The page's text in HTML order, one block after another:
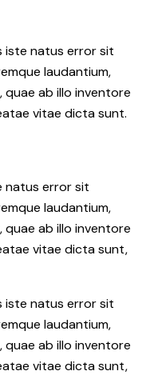
iste natus error sit
laudantium,
quae ab illo inventore
vitae dicta sunt.
natus error sit
laudantium,
quae ab illo inventore
vitae dicta sunt,
iste natus error sit
laudantium,
quae ab illo inventore
vitae dicta sunt,